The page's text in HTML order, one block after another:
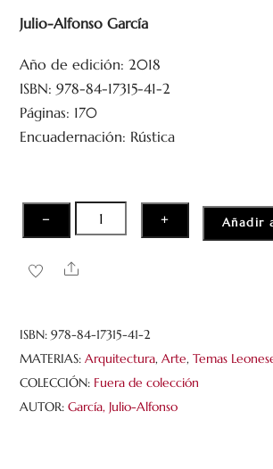
a
l
r
d
o
c
o
5
Julio-Alfonso García
Año de edición: 2018
ISBN: 978-84-17315-41-2
Páginas: 170
Encuadernación: Rústica
−
maestros
de
De
Reims
a
León
+ Añadir
Share
ISBN:978-84-17315-41-2
MATERIAS:Arquitectura,Arte,Temas
COLECCIÓN: Fuera de colección
AUTOR:García, Julio-Alfonso